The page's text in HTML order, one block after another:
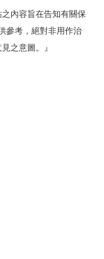
內容旨在告知有關保
參考，絕對非用作治
之意圖。』